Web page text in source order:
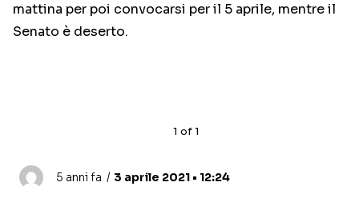
mattina per poi convocarsi per il 5 aprile, mentre il
Senato è deserto.
1 of1
5 anni fa 3 aprile 2021 • 12:24